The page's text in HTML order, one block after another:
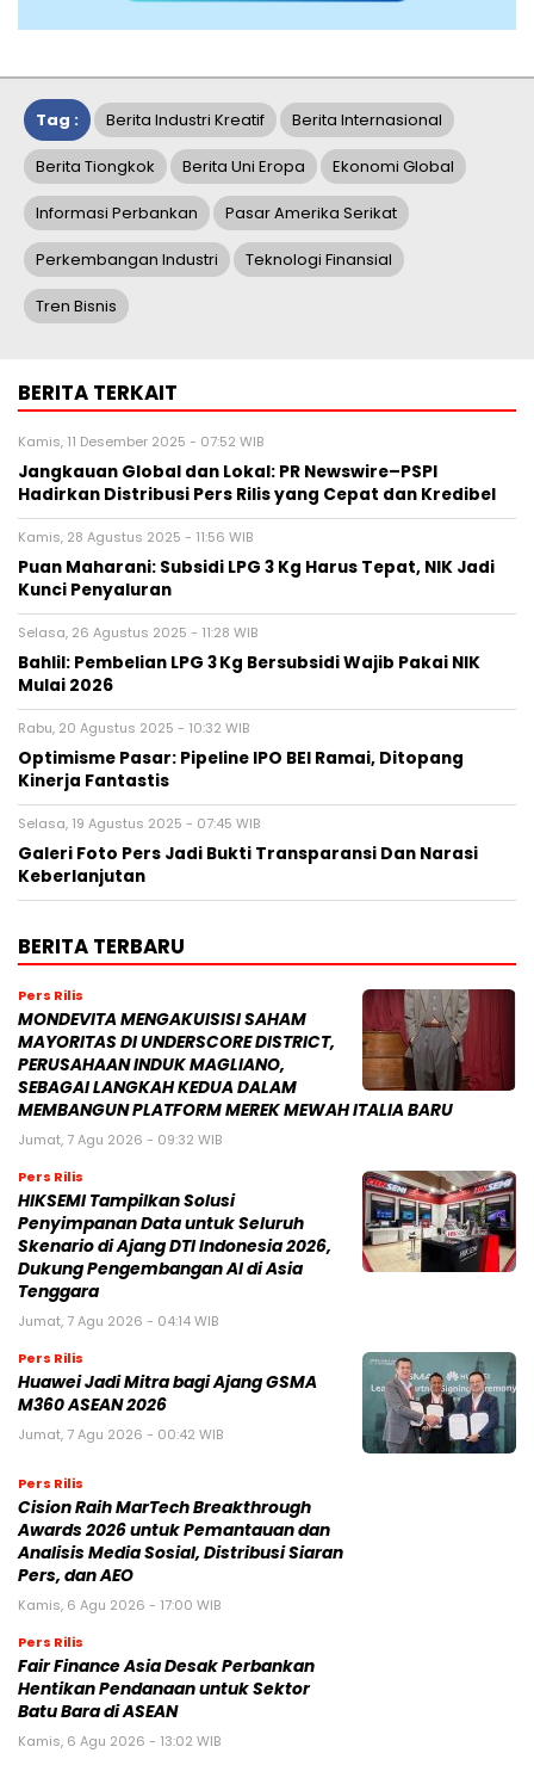
Tag : Berita Industri Kreatif Berita Internasional
Berita Tiongkok Berita Uni Eropa Ekonomi Global
Informasi Perbankan Pasar Amerika Serikat
Perkembangan Industri Teknologi Finansial
Tren Bisnis
BERITA TERKAIT
Kamis, 11 Desember 2025 - 07:52 WIB
Jangkauan Global dan Lokal: PR Newswire–PSPI
Hadirkan Distribusi Pers Rilis yang Cepat dan Kredibel
Kamis, 28 Agustus 2025 - 11:56 WIB
Puan Maharani: Subsidi LPG 3 Kg Harus Tepat, NIK Jadi
Kunci Penyaluran
Selasa, 26 Agustus 2025 - 11:28 WIB
Bahlil: Pembelian LPG 3 Kg Bersubsidi Wajib Pakai NIK
Mulai 2026
Rabu, 20 Agustus 2025 - 10:32 WIB
Optimisme Pasar: Pipeline IPO BEI Ramai, Ditopang
Kinerja Fantastis
Selasa, 19 Agustus 2025 - 07:45 WIB
Galeri Foto Pers Jadi Bukti Transparansi Dan Narasi
Keberlanjutan
BERITA TERBARU
Pers Rilis
MONDEVITA MENGAKUISISI SAHAM
MAYORITAS DI UNDERSCORE DISTRICT,
PERUSAHAAN INDUK MAGLIANO,
SEBAGAI LANGKAH KEDUA DALAM
MEMBANGUN PLATFORM MEREK MEWAH ITALIA BARU
Jumat, 7 Agu 2026 - 09:32 WIB
Pers Rilis
HIKSEMI Tampilkan Solusi
Penyimpanan Data untuk Seluruh
Skenario di Ajang DTI Indonesia 2026,
Dukung Pengembangan AI di Asia
Tenggara
Jumat, 7 Agu 2026 - 04:14 WIB
Pers Rilis
Huawei Jadi Mitra bagi Ajang GSMA
M360 ASEAN 2026
Jumat, 7 Agu 2026 - 00:42 WIB
Pers Rilis
Cision Raih MarTech Breakthrough
Awards 2026 untuk Pemantauan dan
Analisis Media Sosial, Distribusi Siaran
Pers, dan AEO
Kamis, 6 Agu 2026 - 17:00 WIB
Pers Rilis
Fair Finance Asia Desak Perbankan
Hentikan Pendanaan untuk Sektor
Batu Bara di ASEAN
Kamis, 6 Agu 2026 - 13:02 WIB